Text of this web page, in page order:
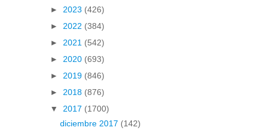
► 2023 (426)
► 2022 (384)
► 2021 (542)
► 2020 (693)
► 2019 (846)
► 2018 (876)
▼ 2017 (1700)
diciembre 2017 (142)